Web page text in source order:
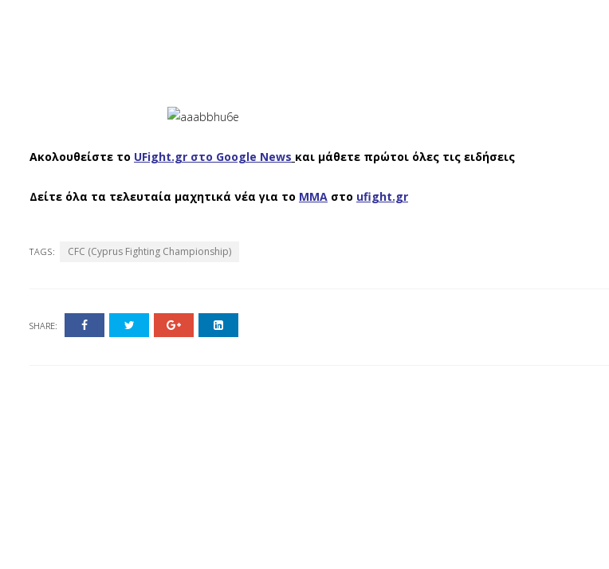
Ακολουθείστε το UFight.gr στο Google News και μάθετε πρώτοι όλες τις ειδήσεις
Δείτε όλα τα τελευταία μαχητικά νέα για το ΜΜΑ στο ufight.gr
TAGS: CFC (Cyprus Fighting Championship)
SHARE: